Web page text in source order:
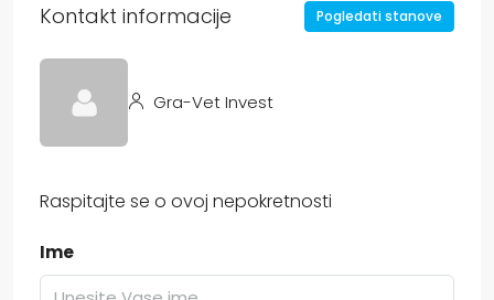
Kontakt informacije Pogledati stanove
Gra-Vet Invest
Raspitajte se o ovoj nepokretnosti
Ime